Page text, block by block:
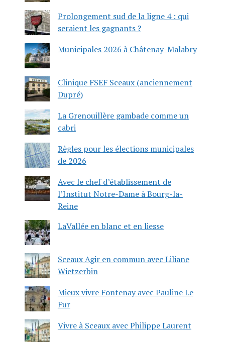
Prolongement sud de la ligne 4 : qui
seraient les gagnants ?
Municipales 2026 à Châtenay-Malabry
Clinique FSEF Sceaux (anciennement
Dupré)
La Grenouillère gambade comme un
cabri
Règles pour les élections municipales
de 2026
Avec le chef d’établissement de
l’Institut Notre-Dame à Bourg-la-
Reine
LaVallée en blanc et en liesse
Sceaux Agir en commun avec Liliane
Wietzerbin
Mieux vivre Fontenay avec Pauline Le
Fur
Vivre à Sceaux avec Philippe Laurent